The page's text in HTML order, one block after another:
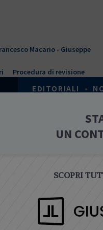
UN
SCOPRI
Macario - Giuseppe
Procedura di revisione
EDITORIALI •
i
ARBITRATO
Analisi